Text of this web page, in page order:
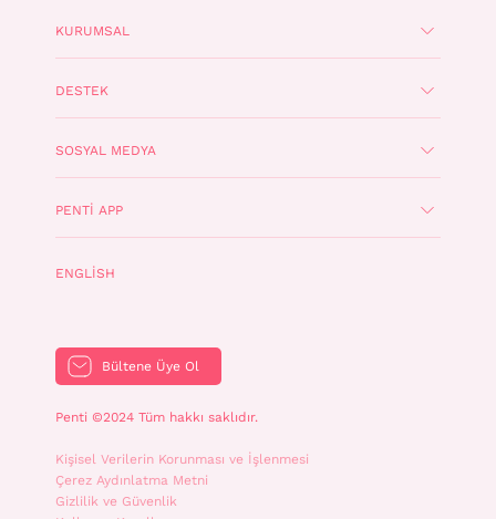
KURUMSAL
DESTEK
SOSYAL MEDYA
PENTI APP
ENGLISH
Bültene Üye Ol
Penti ©2024 Tüm hakkı saklıdır.
Kişisel Verilerin Korunması ve İşlenmesi
Çerez Aydınlatma Metni
Gizlilik ve Güvenlik